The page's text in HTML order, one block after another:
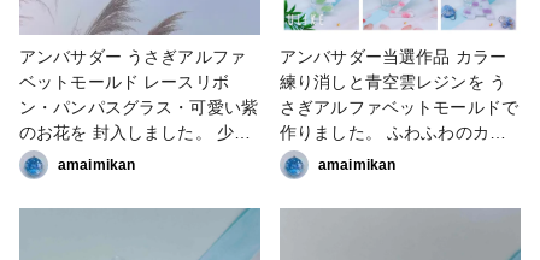
アンバサダー うさぎアルファ
ベットモールド レースリボ
ン・パンパスグラス・可愛い紫
のお花を 封入しました。 少し
奥行き感を出す為にラメ、ホロ
を2層に分けました。 #キーホ
ルダー #ブローチ #レジン #ア
ンバサダー #うさぎ #アルファ
amaimikan
アンバサダー当選作品 カラー
練り消しと青空雲レジンを う
さぎアルファベットモールドで
作りました。 ふわふわのカラ
ー練り消しに、白の背景で☺️
ふわふわの白の練り消しに、背
景シートで青空の風景を☁️ #作
amaimikan